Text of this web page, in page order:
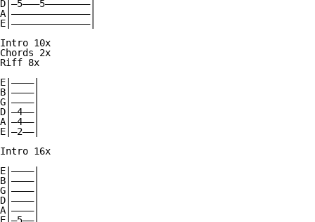
D|—5———5————————|
A|——————————————|
E|——————————————|
Intro 10x
Chords 2x
Riff 8x
E|————|
B|————|
G|————|
D|—4——|
A|—4——|
E|—2——|
Intro 16x
E|————|
B|————|
G|————|
D|————|
A|————|